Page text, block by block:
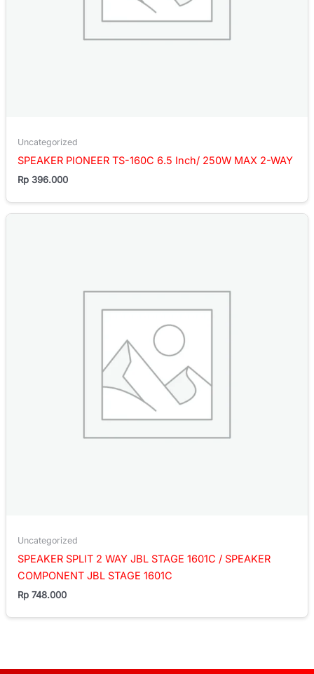
Uncategorized
SPEAKER PIONEER TS-160C 6.5 Inch/ 250W MAX 2-WAY
Rp 396.000
Uncategorized
SPEAKER SPLIT 2 WAY JBL STAGE 1601C / SPEAKER
COMPONENT JBL STAGE 1601C
Rp 748.000